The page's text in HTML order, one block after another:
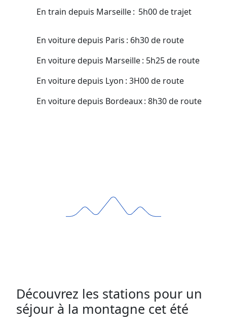
En train depuis Marseille : 5h00 de trajet
En voiture depuis Paris : 6h30 de route
En voiture depuis Marseille : 5h25 de route
En voiture depuis Lyon : 3H00 de route
En voiture depuis Bordeaux : 8h30 de route
Découvrez les stations pour un
séjour à la montagne cet été